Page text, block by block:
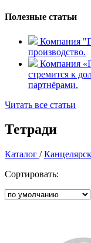
Полезные статьи
Компания
производство.
Компания
стремится к
партнёрами.
Читать все статьи
Тетради
Каталог /
Сортировать: